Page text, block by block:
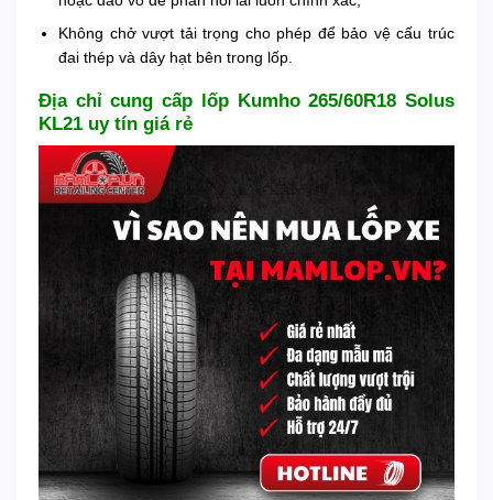
Không chở vượt tải trọng cho phép để bảo vệ cấu trúc
đai thép và dây hạt bên trong lốp.
Địa chỉ cung cấp lốp Kumho 265/60R18 Solus
KL21 uy tín giá rẻ